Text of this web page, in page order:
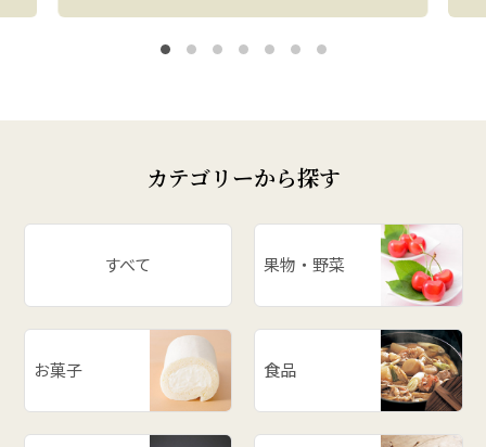
カテゴリーから探す
すべて 果物・野菜
お菓子 食品